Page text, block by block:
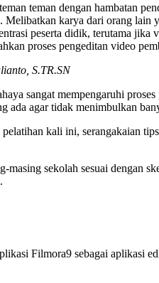
teman dengan hambatan
Melibatkan karya dari orang
peserta didik, terutama
proses pengeditan video
S.TR.SN
sangat mempengaruhi
ada agar tidak menimbulkan
kali ini, serangakaian
sekolah sesuai dengan
Filmora9 sebagai aplikasi